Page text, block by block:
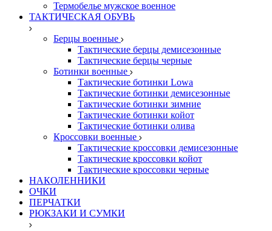
Термобелье мужское военное
ТАКТИЧЕСКАЯ ОБУВЬ
Берцы военные
Тактические берцы демисезонные
Тактические берцы черные
Ботинки военные
Тактические ботинки Lowa
Тактические ботинки демисезонные
Тактические ботинки зимние
Тактические ботинки койот
Тактические ботинки олива
Кроссовки военные
Тактические кроссовки демисезонные
Тактические кроссовки койот
Тактические кроссовки черные
НАКОЛЕННИКИ
ОЧКИ
ПЕРЧАТКИ
РЮКЗАКИ И СУМКИ